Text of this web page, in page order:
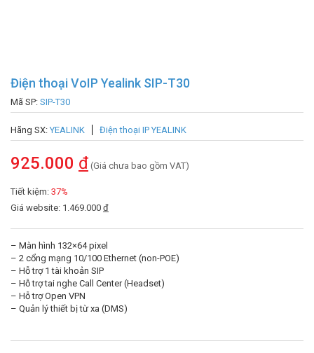
Điện thoại VoIP Yealink SIP-T30
Mã SP: SIP-T30
Hãng SX: YEALINK Điện thoại IP YEALINK
925.000 đ (Giá chưa bao gồm VAT)
Tiết kiệm: 37%
Giá website: 1.469.000 đ
– Màn hình 132×64 pixel
– 2 cổng mạng 10/100 Ethernet (non-POE)
– Hỗ trợ 1 tài khoản SIP
– Hỗ trợ tai nghe Call Center (Headset)
– Hỗ trợ Open VPN
– Quản lý thiết bị từ xa (DMS)